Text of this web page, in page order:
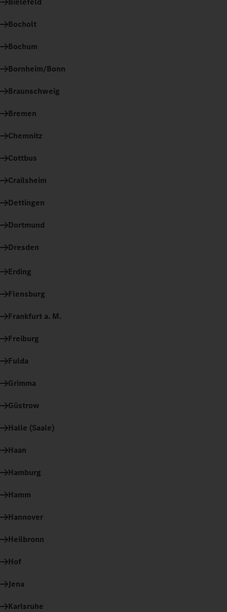
Bocholt
Bochum
Bornheim/Bonn
Braunschweig
Bremen
Chemnitz
Cottbus
Crailsheim
Dettingen
Dortmund
Dresden
Erding
Flensburg
Frankfurt a. M.
Freiburg
Fulda
Grimma
Güstrow
Halle (Saale)
Haan
Hamburg
Hamm
Hannover
Heilbronn
Hof
Jena
Karlsruhe